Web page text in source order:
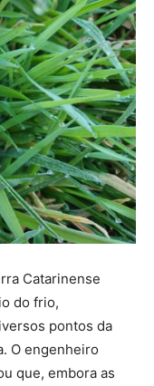
Catarinense
do frio,
pontos da
O engenheiro
que, embora as